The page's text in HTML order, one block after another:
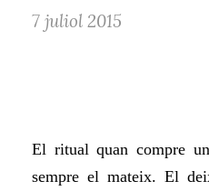
7 juliol 2015
El ritual quan compre
sempre el mateix. El